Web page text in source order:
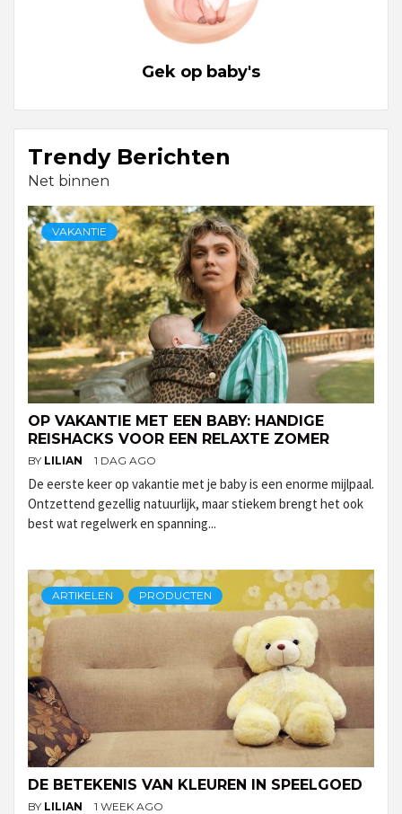
Gek op baby's
Trendy Berichten
Net binnen
VAKANTIE
OP VAKANTIE MET EEN BABY: HANDIGE
REISHACKS VOOR EEN RELAXTE ZOMER
BY LILIAN 1 DAG AGO
De eerste keer op vakantie met je baby is een enorme mijlpaal.
Ontzettend gezellig natuurlijk, maar stiekem brengt het ook
best wat regelwerk en spanning...
ARTIKELEN PRODUCTEN
DE BETEKENIS VAN KLEUREN IN SPEELGOED
BY LILIAN 1 WEEK AGO